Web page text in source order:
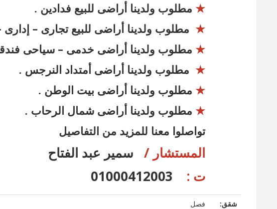
★ مطلوب ولدينا أراضى للبيع فدادين .
★ مطلوب ولدينا أراضى للبيع تجارى –
★ مطلوب ولدينا أراضى خدمى – سياحى
★ مطلوب ولدينا أراضى أمتداد النرجس .
★ مطلوب ولدينا أراضى بيت الوطن .
★ مطلوب ولدينا أراضى شمال الرحاب .
تواصلوا معنا للمزيد من التفاصيل
المستشار /
سمير عبد الفتاح
ت :
شقق:
فصل